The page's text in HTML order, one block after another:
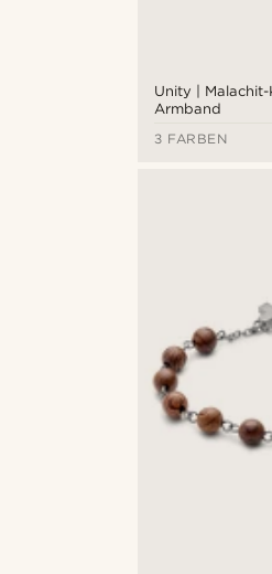
Unity | Malachit-
Armband
3 FARBEN